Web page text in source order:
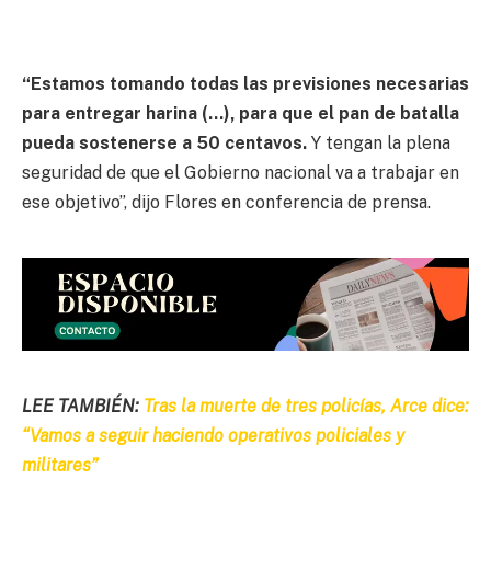
“Estamos tomando todas las previsiones necesarias
para entregar harina (…), para que el pan de batalla
pueda sostenerse a 50 centavos. Y tengan la plena
seguridad de que el Gobierno nacional va a trabajar en
ese objetivo”, dijo Flores en conferencia de prensa.
LEE TAMBIÉN: Tras la muerte de tres policías, Arce dice:
“Vamos a seguir haciendo operativos policiales y
militares”